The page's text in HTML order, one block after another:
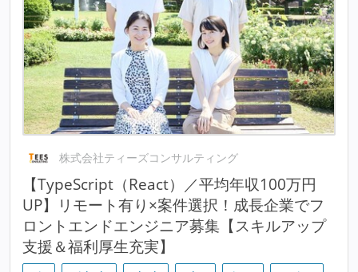
株式会社ティーズコンサルティング
【TypeScript（React）／平均年収100万円
UP】リモート有り×案件選択！成長企業でフ
ロントエンドエンジニア募集【スキルアップ
支援＆福利厚生充実】